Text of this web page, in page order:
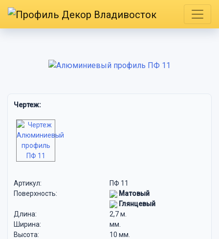
Чертеж:
Артикул:
ПФ 11
Поверхность:
Матовый
Глянцевый
Длина:
2,7 м.
Ширина:
мм.
Высота:
10 мм.